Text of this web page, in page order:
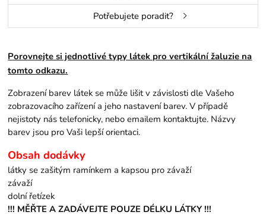
Potřebujete poradit?
Porovnejte si jednotlivé typy látek pro vertikální žaluzie na
tomto odkazu.
Zobrazení barev látek se může lišit v závislosti dle Vašeho
zobrazovacího zařízení a jeho nastavení barev. V případě
nejistoty nás telefonicky, nebo emailem kontaktujte. Názvy
barev jsou pro Vaši lepší orientaci.
Obsah dodávky
látky se zašitým ramínkem a kapsou pro závaží
závaží
dolní řetízek
!!! MĚŘTE A ZADÁVEJTE POUZE DÉLKU LÁTKY !!!